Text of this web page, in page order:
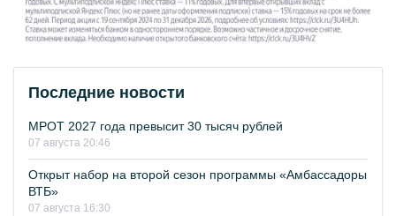
Последние новости
МРОТ 2027 года превысит 30 тысяч рублей
07 августа 20:46
Открыт набор на второй сезон программы «Амбассадоры
ВТБ»
07 августа 16:30